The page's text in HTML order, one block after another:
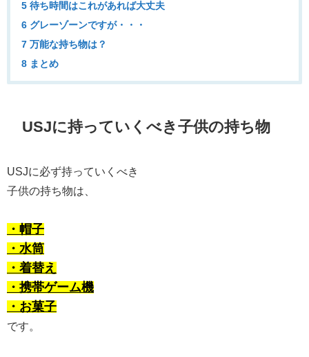
5 待ち時間はこれがあれば大丈夫
6 グレーゾーンですが・・・
7 万能な持ち物は？
8 まとめ
USJに持っていくべき子供の持ち物
USJに必ず持っていくべき
子供の持ち物は、
・帽子
・水筒
・着替え
・携帯ゲーム機
・お菓子
です。